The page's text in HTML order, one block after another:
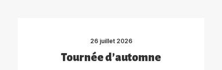
26 juillet 2026
Tournée d’automne